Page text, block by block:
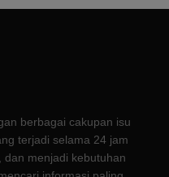
berbagai cakupan isu
terjadi selama 24 jam
menjadi kebutuhan